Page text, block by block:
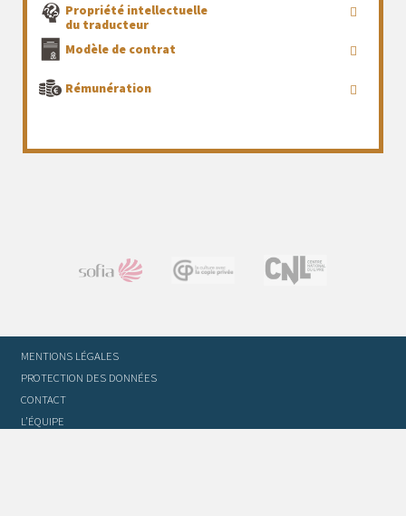
Propriété intellectuelle
du traducteur
Modèle de contrat
Rémunération
MENTIONS LÉGALES
PROTECTION DES DONNÉES
CONTACT
L’ÉQUIPE